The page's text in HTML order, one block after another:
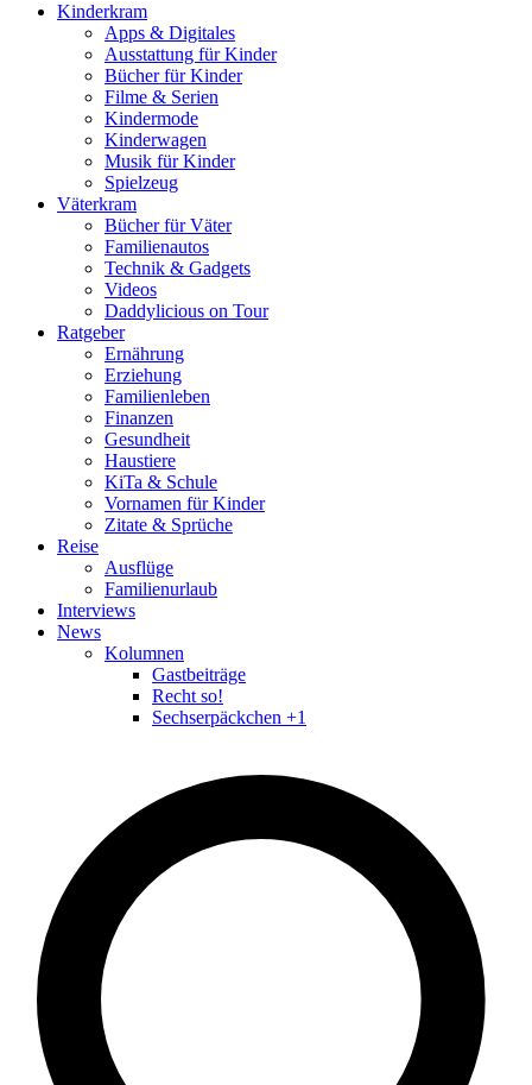
Kinderkram
Apps & Digitales
Ausstattung für Kinder
Bücher für Kinder
Filme & Serien
Kindermode
Kinderwagen
Musik für Kinder
Spielzeug
Väterkram
Bücher für Väter
Familienautos
Technik & Gadgets
Videos
Daddylicious on Tour
Ratgeber
Ernährung
Erziehung
Familienleben
Finanzen
Gesundheit
Haustiere
KiTa & Schule
Vornamen für Kinder
Zitate & Sprüche
Reise
Ausflüge
Familienurlaub
Interviews
News
Kolumnen
Gastbeiträge
Recht so!
Sechserpäckchen +1